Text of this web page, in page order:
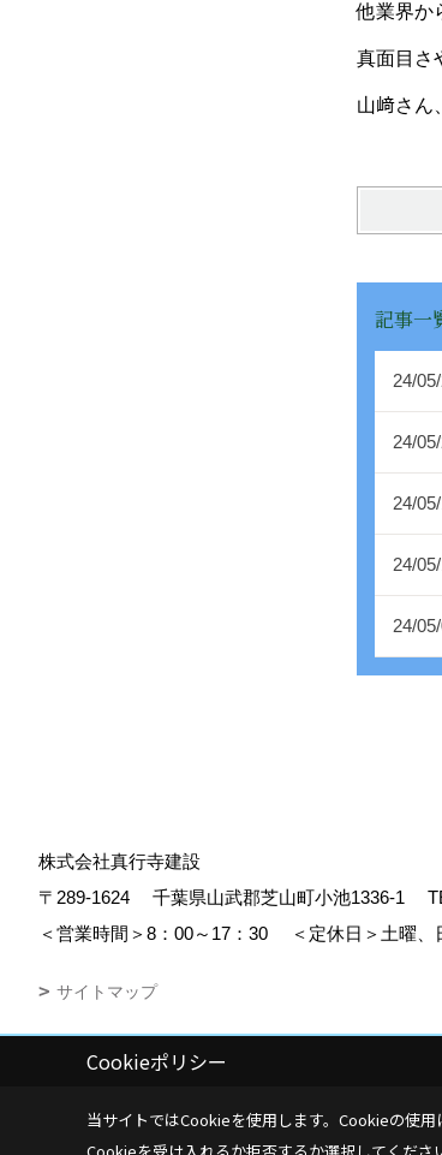
他業界か
真面目さ
山﨑さん
記事一
24/
24/
24/
24/
24/
株式会社真行寺建設
〒289-1624
千葉県山武郡芝山町小池1336-1
＜営業時間＞8：00～17：30
＜定休日＞土曜、
サイトマップ
Copyright (c) Shingyojikensetsu. All Rights Reserved.
Cookieポリシー
当サイトではCookieを使用します。 Cookieの使用